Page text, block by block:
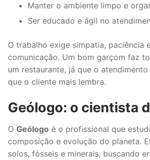
Manter o ambiente limpo e
Ser educado e ágil no
O trabalho exige simpatia, paciência
comunicação. Um bom garçom faz
um restaurante, já que o
que o cliente mais lembra.
Geólogo: o cientista
O Geólogo é o profissional que
composição e evolução do planeta.
solos, fósseis e minerais, buscando